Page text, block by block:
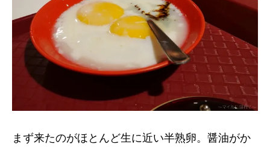
まず来たのがほとんど生に近い半熟卵。醤油がか